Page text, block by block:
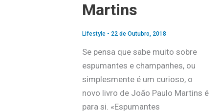
Martins
Lifestyle• 22 de Outubro, 2018
Se pensa que sabe muito sobre
espumantes e champanhes, ou
simplesmente é um curioso, o
novo livro de João Paulo Martins é
para si. «Espumantes